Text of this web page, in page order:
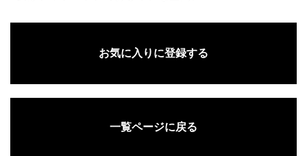
お気に入りに登録する
一覧ページに戻る